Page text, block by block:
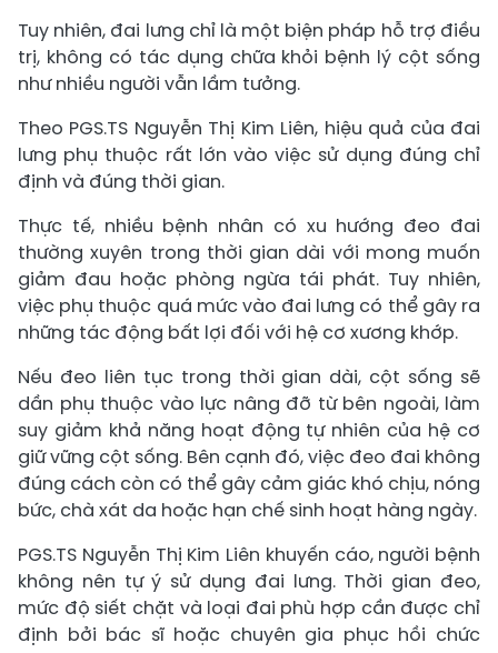
Tuy nhiên, đai lưng chỉ là một biện pháp hỗ trợ điều
trị, không có tác dụng chữa khỏi bệnh lý cột sống
như nhiều người vẫn lầm tưởng.
​Theo PGS.TS Nguyễn Thị Kim Liên, hiệu quả của đai
lưng phụ thuộc rất lớn vào việc sử dụng đúng chỉ
định và đúng thời gian.
Thực tế, nhiều bệnh nhân có xu hướng đeo đai
thường xuyên trong thời gian dài với mong muốn
giảm đau hoặc phòng ngừa tái phát. Tuy nhiên,
việc phụ thuộc quá mức vào đai lưng có thể gây ra
những tác động bất lợi đối với hệ cơ xương khớp.
Nếu đeo liên tục trong thời gian dài, cột sống sẽ
dần phụ thuộc vào lực nâng đỡ từ bên ngoài, làm
suy giảm khả năng hoạt động tự nhiên của hệ cơ
giữ vững cột sống. Bên cạnh đó, việc đeo đai không
đúng cách còn có thể gây cảm giác khó chịu, nóng
bức, chà xát da hoặc hạn chế sinh hoạt hàng ngày.
​PGS.TS Nguyễn Thị Kim Liên khuyến cáo, người bệnh
không nên tự ý sử dụng đai lưng. Thời gian đeo,
mức độ siết chặt và loại đai phù hợp cần được chỉ
định bởi bác sĩ hoặc chuyên gia phục hồi chức